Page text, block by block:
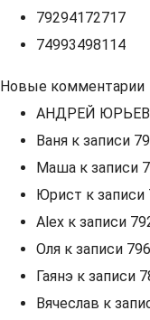
79294172717
74993498114
Новые комментарии
АНДРЕЙ
Ваня к записи
Маша к записи
Юрист к записи
Alex к записи
Оля к записи
Гаянэ к записи
Вячеслав к